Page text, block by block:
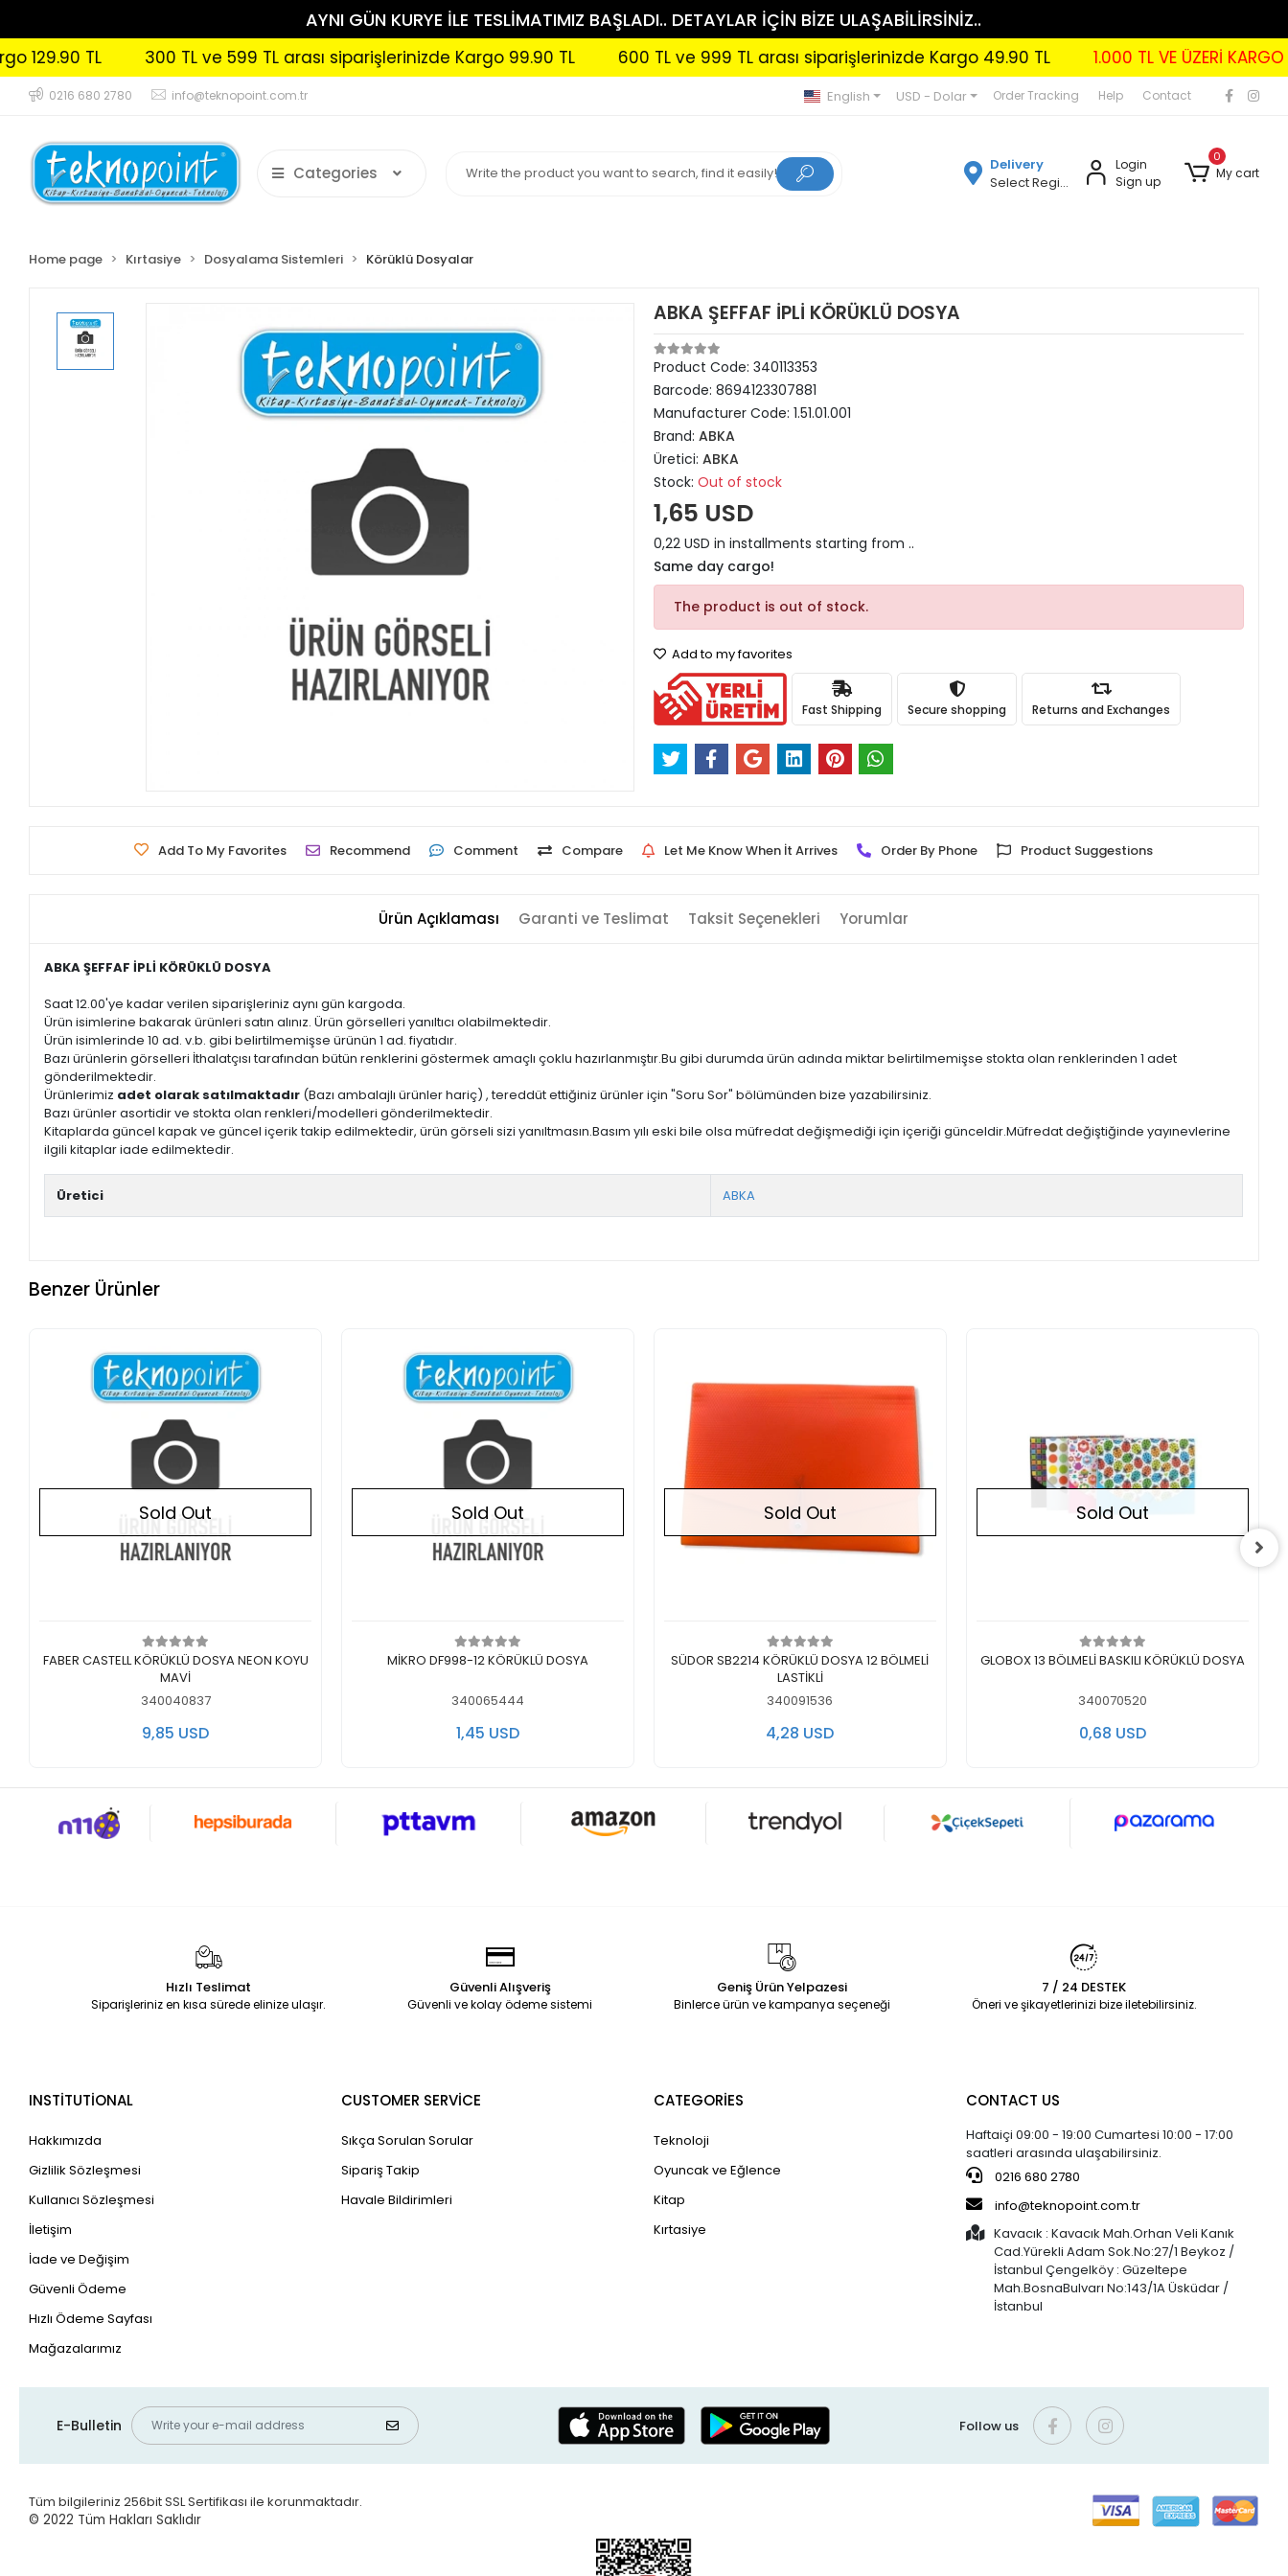
AYNI GÜN KURYE İLE TESLİMATIMIZ BAŞLADI.. DETAYLAR İÇİN BİZE ULAŞABİLİRSİNİZ..
TL 300 TL ve 599 TL arası siparişlerinizde Kargo 99.90 TL 600 TL ve 999 TL arası siparişlerinizde Kargo 49.90 TL 1.000 TL VE ÜZERİ KARGO BEDAVA
0216 680 2780 info@teknopoint.com.tr English USD - Dolar Order Tracking Help Contact
Categories
Delivery
Select Region
Login
Sign up
0
My cart
Home page Kırtasiye Dosyalama Sistemleri Körüklü Dosyalar
ABKA ŞEFFAF İPLİ KÖRÜKLÜ DOSYA
Product Code: 340113353
Barcode: 8694123307881
Manufacturer Code: 1.51.01.001
Brand: ABKA
Üretici: ABKA
Stock: Out of stock
1,65 USD
0,22 USD in installments starting from ..
Same day cargo!
The product is out of stock.
Add to my favorites
Fast Shipping Secure shopping Returns and Exchanges
Add To My Favorites Recommend Comment Compare Let Me Know When İt Arrives Order By Phone Product Suggestions
Ürün Açıklaması Garanti ve Teslimat Taksit Seçenekleri Yorumlar
ABKA ŞEFFAF İPLİ KÖRÜKLÜ DOSYA
Saat 12.00'ye kadar verilen siparişleriniz aynı gün kargoda.
Ürün isimlerine bakarak ürünleri satın alınız. Ürün görselleri yanıltıcı olabilmektedir.
Ürün isimlerinde 10 ad. v.b. gibi belirtilmemişse ürünün 1 ad. fiyatıdır.
Bazı ürünlerin görselleri İthalatçısı tarafından bütün renklerini göstermek amaçlı çoklu hazırlanmıştır.Bu gibi durumda ürün adında miktar belirtilmemişse stokta olan renklerinden 1 adet
gönderilmektedir.
Ürünlerimiz adet olarak satılmaktadır (Bazı ambalajlı ürünler hariç) , tereddüt ettiğiniz ürünler için "Soru Sor" bölümünden bize yazabilirsiniz.
Bazı ürünler asortidir ve stokta olan renkleri/modelleri gönderilmektedir.
Kitaplarda güncel kapak ve güncel içerik takip edilmektedir, ürün görseli sizi yanıltmasın.Basım yılı eski bile olsa müfredat değişmediği için içeriği günceldir.Müfredat değiştiğinde yayınevlerine
ilgili kitaplar iade edilmektedir.
Üretici ABKA
Benzer Ürünler
Out of stock
Sold Out
FABER CASTELL KÖRÜKLÜ DOSYA NEON KOYU
MAVİ
340040837
9,85 USD
Out of stock
Sold Out
MİKRO DF998-12 KÖRÜKLÜ DOSYA
340065444
1,45 USD
Out of stock
Sold Out
SÜDOR SB2214 KÖRÜKLÜ DOSYA 12 BÖLMELİ
LASTİKLİ
340091536
4,28 USD
Out of stock
Sold Out
GLOBOX 13 BÖLMELİ BASKILI KÖRÜKLÜ DOSYA
340070520
0,68 USD
Hızlı Teslimat
Siparişleriniz en kısa sürede elinize ulaşır.
Güvenli Alışveriş
Güvenli ve kolay ödeme sistemi
Geniş Ürün Yelpazesi
Binlerce ürün ve kampanya seçeneği
7 / 24 DESTEK
Öneri ve şikayetlerinizi bize iletebilirsiniz.
INSTİTUTİONAL
Hakkımızda
Gizlilik Sözleşmesi
Kullanıcı Sözleşmesi
İletişim
İade ve Değişim
Güvenli Ödeme
Hızlı Ödeme Sayfası
Mağazalarımız
CUSTOMER SERVİCE
Sıkça Sorulan Sorular
Sipariş Takip
Havale Bildirimleri
CATEGORİES
Teknoloji
Oyuncak ve Eğlence
Kitap
Kırtasiye
CONTACT US
Haftaiçi 09:00 - 19:00 Cumartesi 10:00 - 17:00
saatleri arasında ulaşabilirsiniz.
0216 680 2780
info@teknopoint.com.tr
Kavacık : Kavacık Mah.Orhan Veli Kanık
Cad.Yürekli Adam Sok.No:27/1 Beykoz /
İstanbul Çengelköy : Güzeltepe
Mah.BosnaBulvarı No:143/1A Üsküdar /
İstanbul
E-Bulletin Follow us
Tüm bilgileriniz 256bit SSL Sertifikası ile korunmaktadır.
© 2022 Tüm Hakları Saklıdır